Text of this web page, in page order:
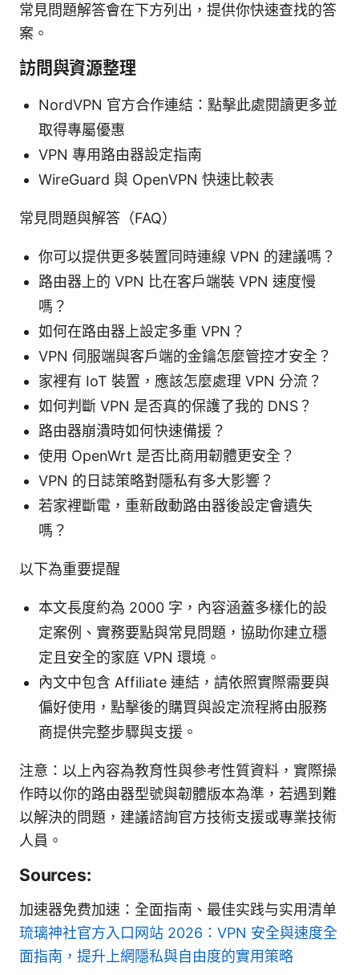
常見問題解答會在下方列出，提供你快速查找的答
案。
訪問與資源整理
NordVPN 官方合作連結：點擊此處閱讀更多並
取得專屬優惠
VPN 專用路由器設定指南
WireGuard 與 OpenVPN 快速比較表
常見問題與解答（FAQ）
你可以提供更多裝置同時連線 VPN 的建議嗎？
路由器上的 VPN 比在客戶端裝 VPN 速度慢
嗎？
如何在路由器上設定多重 VPN？
VPN 伺服端與客戶端的金鑰怎麼管控才安全？
家裡有 IoT 裝置，應該怎麼處理 VPN 分流？
如何判斷 VPN 是否真的保護了我的 DNS？
路由器崩潰時如何快速備援？
使用 OpenWrt 是否比商用韌體更安全？
VPN 的日誌策略對隱私有多大影響？
若家裡斷電，重新啟動路由器後設定會遺失
嗎？
以下為重要提醒
本文長度約為 2000 字，內容涵蓋多樣化的設
定案例、實務要點與常見問題，協助你建立穩
定且安全的家庭 VPN 環境。
內文中包含 Affiliate 連結，請依照實際需要與
偏好使用，點擊後的購買與設定流程將由服務
商提供完整步驟與支援。
注意：以上內容為教育性與參考性質資料，實際操
作時以你的路由器型號與韌體版本為準，若遇到難
以解決的問題，建議諮詢官方技術支援或專業技術
人員。
Sources:
加速器免费加速：全面指南、最佳实践与实用清单
琉璃神社官方入口网站 2026：VPN 安全與速度全
面指南，提升上網隱私與自由度的實用策略